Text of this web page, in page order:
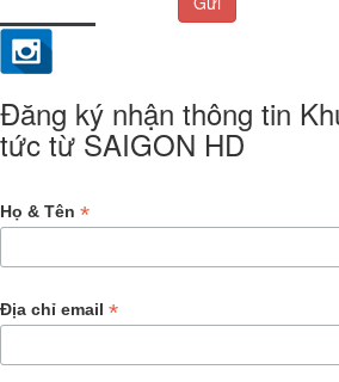
Đăng ký nhận thông tin
tức từ SAIGON HD
Họ & Tên *
Địa chỉ email *